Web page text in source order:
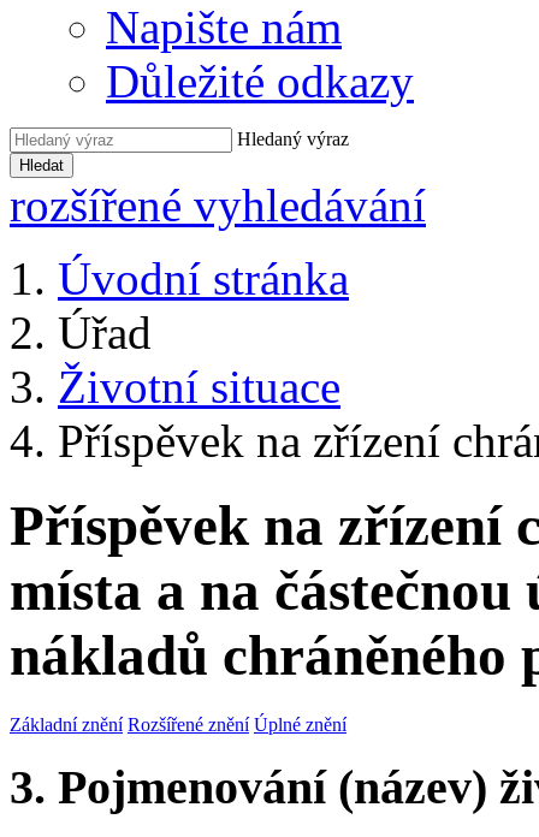
Napište nám
Důležité odkazy
Hledaný výraz
Hledat
rozšířené vyhledávání
Úvodní stránka
Úřad
Životní situace
Příspěvek na zřízení
Příspěvek na zřízení
místa a na
nákladů chráněného
Základní znění Rozšířené znění Úplné znění
3. Pojmenování (název)